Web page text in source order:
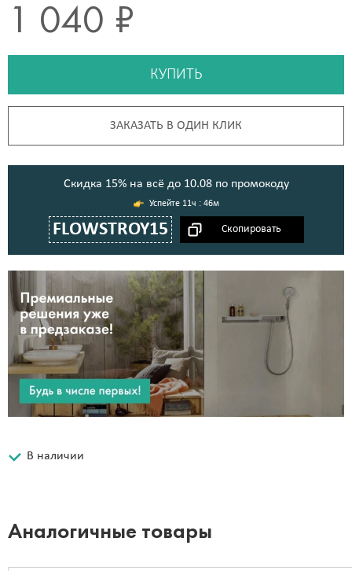
1 040 ₽
КУПИТЬ
ЗАКАЗАТЬ В ОДИН КЛИК
Cкидка 15% на всё до 10.08 по промокоду
FLOWSTROY15
11ч : 46м
В наличии
Аналогичные товары